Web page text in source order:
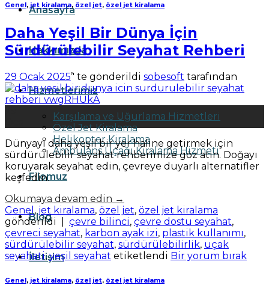
Anasayfa
Hakkımızda
Hizmetlerimiz
Karşılama ve Uğurlama Hizmetleri
Özel Jet Kiralama
Helikopter Kiralama
Ambulans Uçağı Kiralama Hizmeti
Filomuz
Blog
İletişim
Genel , jet kiralama, özel jet, özel jet kiralama
Daha Yeşil Bir Dünya İçin
Sürdürülebilir Seyahat Rehberi
29 Ocak 2025’' te gönderildi sobesoft tarafından
Dünyayı daha yeşil bir yer haline getirmek için
sürdürülebilir seyahat rehberimize göz atın. Doğayı
koruyarak seyahat edin, çevreye duyarlı alternatifler
keşfedin.
Okumaya devam edin →
Genel,jet kiralama, özel jet, özel jet kiralama
gönderildi
çevre bilinci, çevre dostu seyahat,
çevreci seyahat, karbon ayak izi, plastik kullanımı,
sürdürülebilir seyahat, sürdürülebilirlik, uçak
seyahati,yeşil seyahat etiketlendi Bir yorum bırak
Genel , jet kiralama, özel jet, özel jet kiralama